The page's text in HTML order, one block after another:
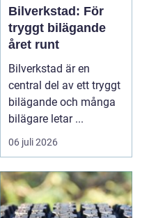
Bilverkstad: För
tryggt bilägande
året runt
Bilverkstad är en
central del av ett tryggt
bilägande och många
bilägare letar ...
06 juli 2026